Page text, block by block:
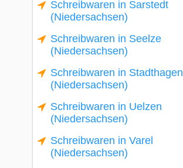
Schreibwaren in Sarstedt
(Niedersachsen)
Schreibwaren in Seelze
(Niedersachsen)
Schreibwaren in Stadthagen
(Niedersachsen)
Schreibwaren in Uelzen
(Niedersachsen)
Schreibwaren in Varel
(Niedersachsen)